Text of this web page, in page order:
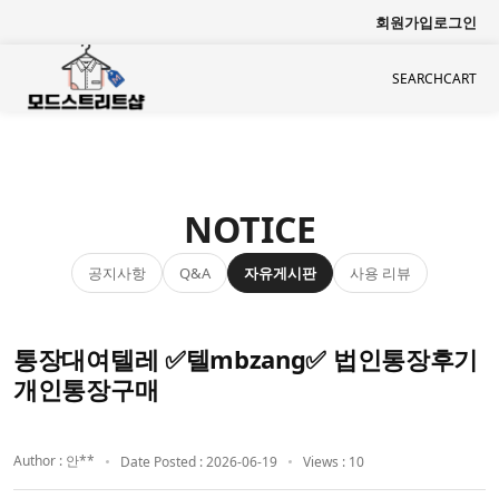
회원가입로그인
SEARCHCART
NOTICE
공지사항 Q&A 자유게시판 사용 리뷰
통장대여텔레 ✅텔mbzang✅ 법인통장후기
개인통장구매
Author : 안** Date Posted : 2026-06-19 Views : 10